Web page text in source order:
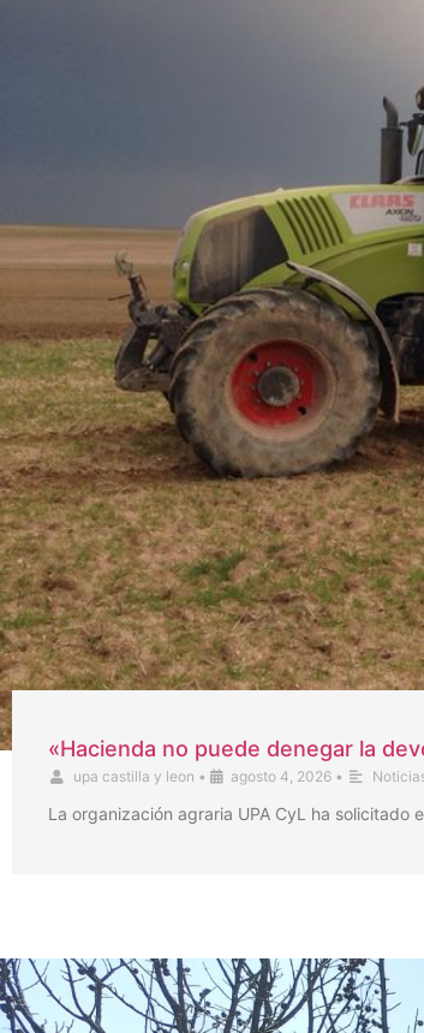
«Hacienda no puede denegar la
upa castilla y leon • agosto 4, 2026 •
La organización agraria UPA CyL ha solicitado